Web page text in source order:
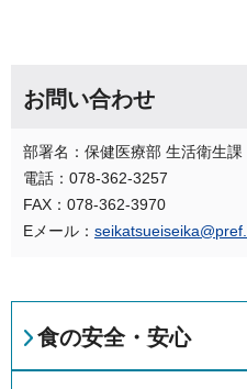
お問い合わせ
部署名：保健医療部 生活衛生課
電話：078-362-3257
FAX：078-362-3970
Eメール：
食の安全・安心